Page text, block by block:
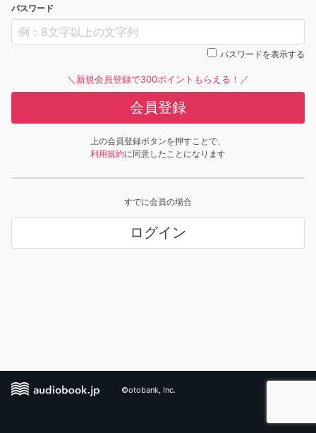
パスワード
パスワードを表示する
＼新規会員登録で300ポイントもらえる！／
会員登録
上の会員登録ボタンを押すことで、
利用規約に同意したことになります
すでに会員の場合
ログイン
©otobank, Inc.